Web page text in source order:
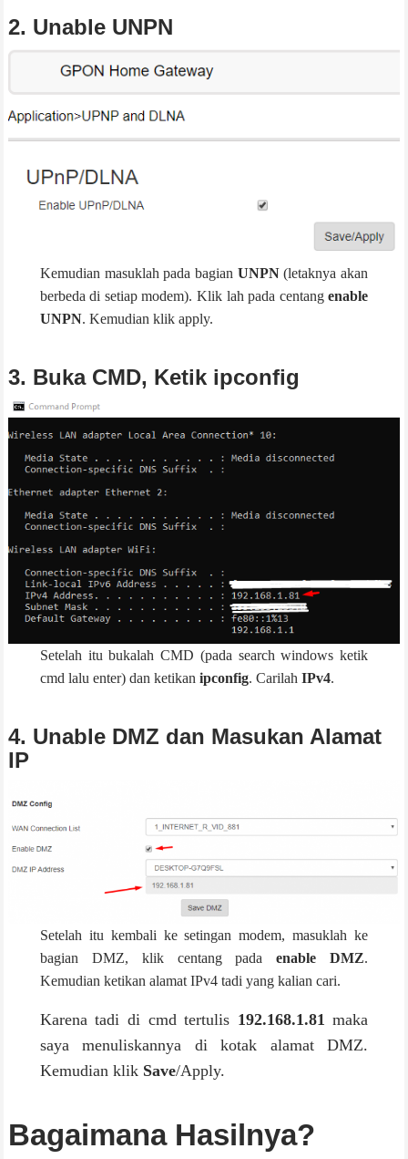
2. Unable UNPN
Kemudian masuklah pada bagian UNPN(letaknya akan
berbeda di setiap modem). Klik lah pada centangenable
UNPN. Kemudian klik apply.
3. Buka CMD, Ketik ipconfig
Setelah itu bukalah CMD (pada search windows ketik
cmd lalu enter) dan ketikan ipconfig. Carilah IPv4.
4. Unable DMZ dan Masukan Alamat
IP
Setelah itu kembali ke setingan modem, masuklah ke
bagian DMZ, klik centang padaenable DMZ.
Kemudian ketikan alamat IPv4 tadi yang kalian cari.
Karena tadi di cmd tertulis 192.168.1.81 maka
saya menuliskannya di kotak alamat DMZ.
Kemudian klik Save/Apply.
Bagaimana Hasilnya?